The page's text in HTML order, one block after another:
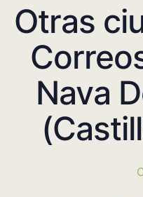
Otras
Nava